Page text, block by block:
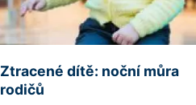
Ztracené dítě: noční můra
rodičů